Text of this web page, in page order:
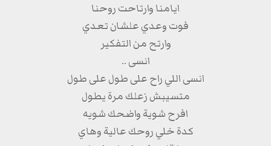
ايامنا وارتاحت روحنا
فوت وعدي علشان تعدي
وارتح من التفكير
انسى ..
انسى اللي راح على طول على طول
متسيبش زعلك مرة يطول
افرح شوية واضحك شويه
كدة خلي روحك عالية وهاي